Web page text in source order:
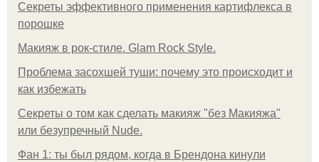
Секреты эффективного применения картифлекса в
порошке
Макияж в рок-стиле. Glam Rock Style.
Проблема засохшей туши: почему это происходит и
как избежать
Секреты о том как сделать макияж "без Макияжа"
или безупречный Nude.
Фан 1: ты был рядом, когда в Брендона кинули